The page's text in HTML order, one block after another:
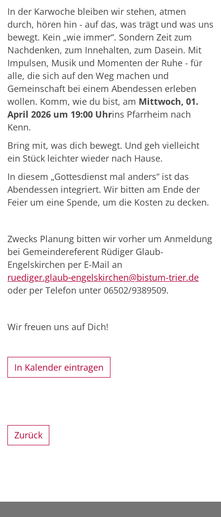
In der Karwoche bleiben wir stehen, atmen
durch, hören hin - auf das, was trägt und was uns
bewegt. Kein „wie immer“. Sondern Zeit zum
Nachdenken, zum Innehalten, zum Dasein. Mit
Impulsen, Musik und Momenten der Ruhe - für
alle, die sich auf den Weg machen und
Gemeinschaft bei einem Abendessen erleben
wollen. Komm, wie du bist, am Mittwoch, 01.
April 2026 um 19:00 Uhrins Pfarrheim nach
Kenn.
Bring mit, was dich bewegt. Und geh vielleicht
ein Stück leichter wieder nach Hause.
In diesem „Gottesdienst mal anders“ ist das
Abendessen integriert. Wir bitten am Ende der
Feier um eine Spende, um die Kosten zu decken.
Zwecks Planung bitten wir vorher um Anmeldung
bei Gemeindereferent Rüdiger Glaub-
Engelskirchen per E-Mail an
ruediger.glaub‑engelskirchen@bistum-trier.de
oder per Telefon unter 06502/9389509.
Wir freuen uns auf Dich!
In Kalender eintragen
Zurück